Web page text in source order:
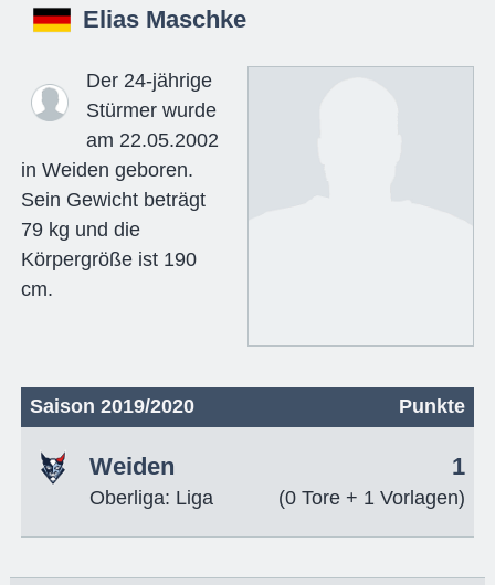
Elias Maschke
Der 24-jährige
Stürmer wurde
am 22.05.2002
in Weiden geboren.
Sein Gewicht beträgt
79 kg und die
Körpergröße ist 190
cm.
Saison 2019/2020 Punkte
Weiden
Oberliga: Liga
1
(0 Tore + 1 Vorlagen)